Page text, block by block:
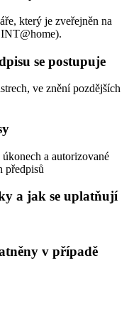
který je zveřejněn na
se postupuje
ve znění pozdějších
a autorizované
předpisů
a jak se uplatňují
v případě